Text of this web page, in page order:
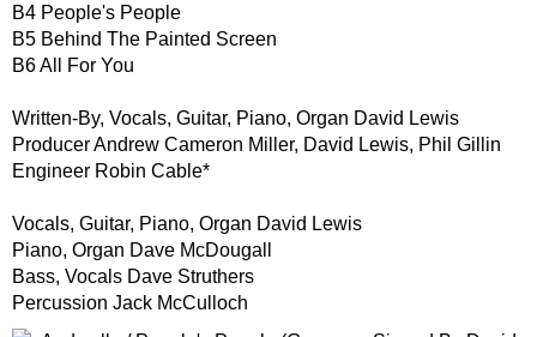
B4 People's People
B5 Behind The Painted Screen
B6 All For You
Written-By, Vocals, Guitar, Piano, Organ David Lewis
Producer Andrew Cameron Miller, David Lewis, Phil Gillin
Engineer Robin Cable*
Vocals, Guitar, Piano, Organ David Lewis
Piano, Organ Dave McDougall
Bass, Vocals Dave Struthers
Percussion Jack McCulloch